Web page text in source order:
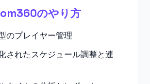
のやり方
のプレイヤー管理
されたスケジュール調整と連